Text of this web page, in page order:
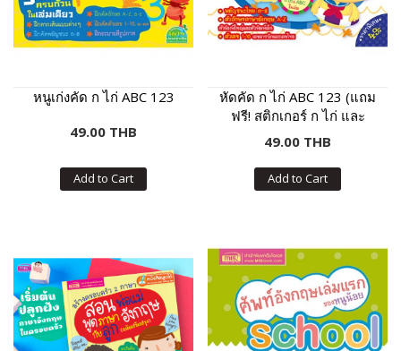
หนูเก่งคัด ก ไก่ ABC 123
49.00 THB
Add to Cart
หัดคัด ก ไก่ ABC 123 (แถม
ฟรี! สติกเกอร์ ก ไก่ และ
ABC)
49.00 THB
Add to Cart